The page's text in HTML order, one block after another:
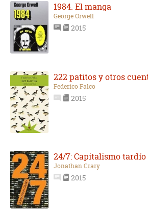
1984. El manga
George Orwell
2015
222 patitos y otros
Federico Falco
2015
24/7: Capitalismo
Jonathan Crary
2015